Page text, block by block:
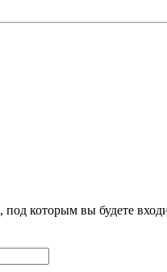
которым вы будете